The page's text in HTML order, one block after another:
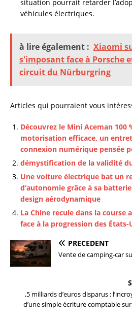
situation pourrait retarder
véhicules électriques.
à lire également : Xiaomi
s'imposant face à Porsche
circuit du Nürburgring
Articles qui pourraient vous
Découvrez le Mini Aceman 100
motorisation efficace, un
connexion numérique pensée
démystification de la validité
Une voiture électrique bat un
d’autonomie grâce à sa
design aérodynamique
La Chine recule dans la course
face à la progression des États-
PRÉCÉDENT
Vente de camping-car
,5 milliards d’euros disparus :
d’une simple écriture comptable